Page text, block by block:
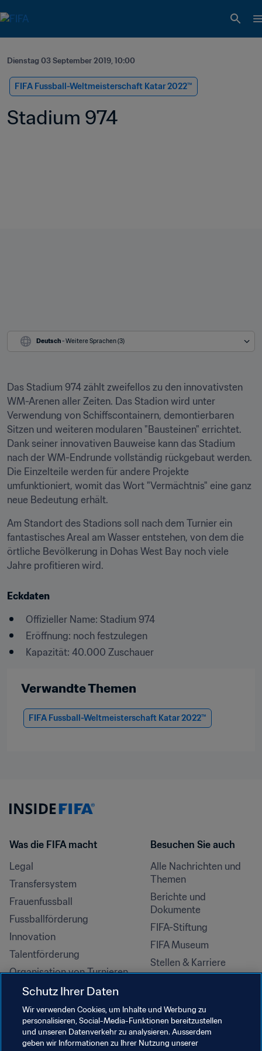
Dienstag 03 September 2019, 10:00
FIFA Fussball-Weltmeisterschaft Katar 2022™
Stadium 974
Deutsch - Weitere Sprachen (3)
Das Stadium 974 zählt zweifellos zu den innovativsten
WM-Arenen aller Zeiten. Das Stadion wird unter
Verwendung von Schiffscontainern, demontierbaren
Sitzen und weiteren modularen "Bausteinen" errichtet.
Dank seiner innovativen Bauweise kann das Stadium
nach der WM-Endrunde vollständig rückgebaut werden.
Die Einzelteile werden für andere Projekte
umfunktioniert, womit das Wort "Vermächtnis" eine ganz
neue Bedeutung erhält.
Am Standort des Stadions soll nach dem Turnier ein
fantastisches Areal am Wasser entstehen, von dem die
örtliche Bevölkerung in Dohas West Bay noch viele
Jahre profitieren wird.
Eckdaten
Offizieller Name: Stadium 974
Eröffnung: noch festzulegen
Kapazität: 40.000 Zuschauer
Verwandte Themen
FIFA Fussball-Weltmeisterschaft Katar 2022™
Was die FIFA macht
Legal
Transfersystem
Frauenfussball
Fussballförderung
Innovation
Talentförderung
Organisation von Turnieren
Nachhaltigkeit
Menschenrechte und
Antidiskriminierung
Gesundheit und Medizin
Besuchen Sie auch
Alle Nachrichten und
Themen
Berichte und
Dokumente
FIFA-Stiftung
FIFA Museum
Stellen & Karriere
Schutz Ihrer Daten
Wir verwenden Cookies, um Inhalte und Werbung zu
personalisieren, Social-Media-Funktionen bereitzustellen
und unseren Datenverkehr zu analysieren. Ausserdem
geben wir Informationen zu Ihrer Nutzung unserer